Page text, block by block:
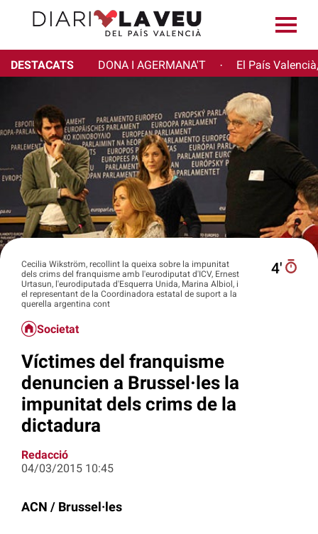
DESTACATS DONA I AGERMANA'T · El País
Cecilia Wikström, recollint la queixa sobre la impunitat
dels crims del franquisme amb l'eurodiputat d'ICV, Ernest
Urtasun, l'eurodiputada d'Esquerra Unida, Marina Albiol, i
el representant de la Coordinadora estatal de suport a la
querella argentina cont
4′
Societat
Víctimes del franquisme
denuncien a Brussel·les la
impunitat dels crims de la
dictadura
Redacció
04/03/2015 10:45
ACN / Brussel·les